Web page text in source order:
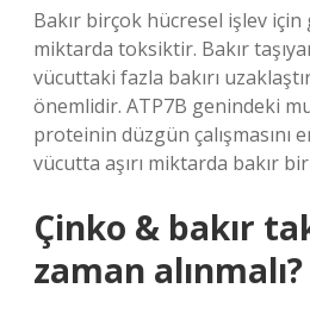
Bakır birçok hücresel işlev için
miktarda toksiktir. Bakır
vücuttaki fazla bakırı
önemlidir. ATP7B genindeki
proteinin düzgün çalışmasını
vücutta aşırı miktarda bakır
Çinko & bakır
zaman alınmalı?